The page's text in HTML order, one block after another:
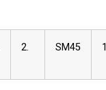
2. SM45